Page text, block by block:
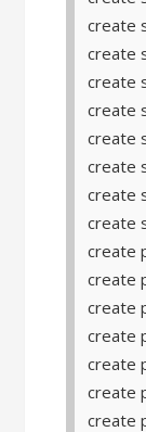
create
create
create
create
create
create
create
create
create
create
create
create
create
create
create